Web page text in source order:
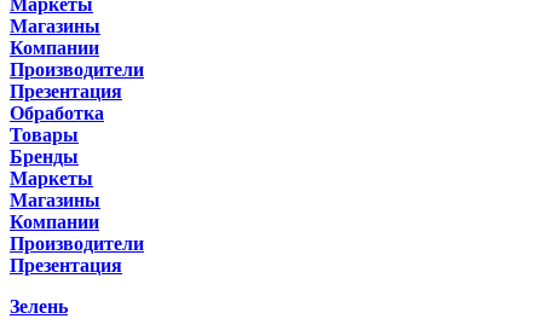
Маркеты
Магазины
Компании
Производители
Презентация
Обработка
Товары
Бренды
Маркеты
Магазины
Компании
Производители
Презентация
Зелень